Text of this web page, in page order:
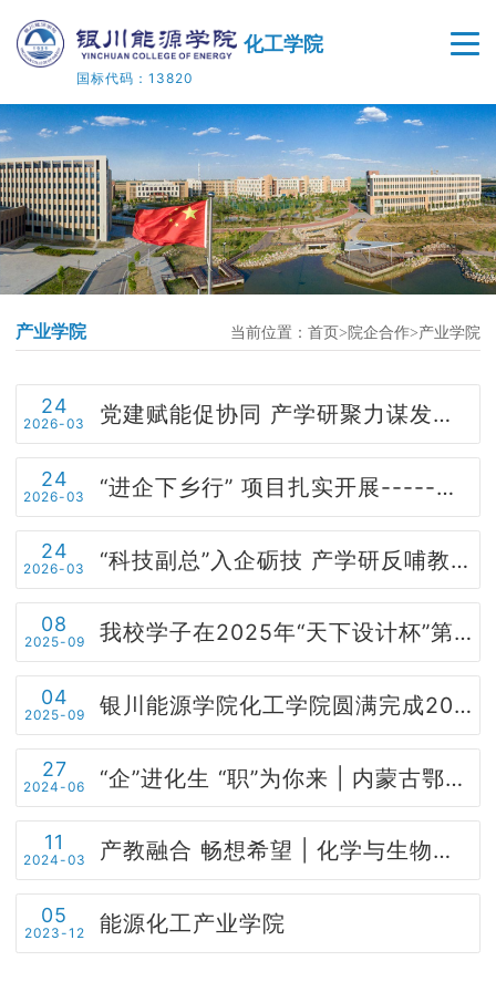
化工学院
国标代码：13820
学院概况
师资队伍
人才培养
教学科研
院企合作
党建工作
学生工作
学院官网
产业学院 当前位置： 首页 院企合作 产业学院
24
2026-03 党建赋能促协同 产学研聚力谋发展 | 化工学院赴宁夏计量质量检验检测研究院开展交流洽谈活动
24
2026-03 “进企下乡行” 项目扎实开展-----科研赋能地方发展
24
2026-03 “科技副总”入企砺技 产学研反哺教学 ——化工学院李佩佩老师深入计量设备企业实践赋能育人
08
2025-09 我校学子在2025年“天下设计杯”第十九届全国大学生化工设计大赛中喜获佳绩
04
2025-09 银川能源学院化工学院圆满完成2025-2026学年第一学期新开课试讲-筑牢新学期教学质量根基
27
2024-06 “企”进化生 “职”为你来 | 内蒙古鄂尔多斯电冶集团到化学与生物工程学院开展校园招聘宣讲会
11
2024-03 产教融合 畅想希望 | 化学与生物工程学院校企合作暨迎新文艺晚会圆满落幕
05
2023-12 能源化工产业学院